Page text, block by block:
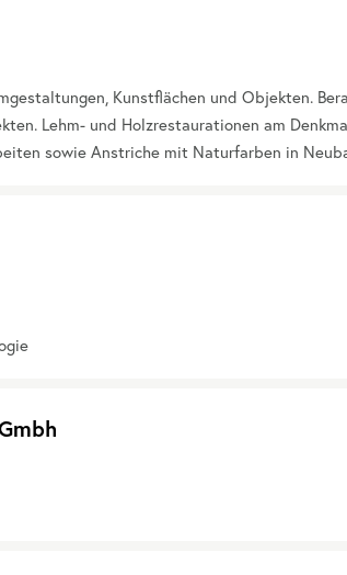
Kunstflächen und Objekten.
Lehm- und Holzrestaurationen am
sowie Anstriche mit Naturfarben in